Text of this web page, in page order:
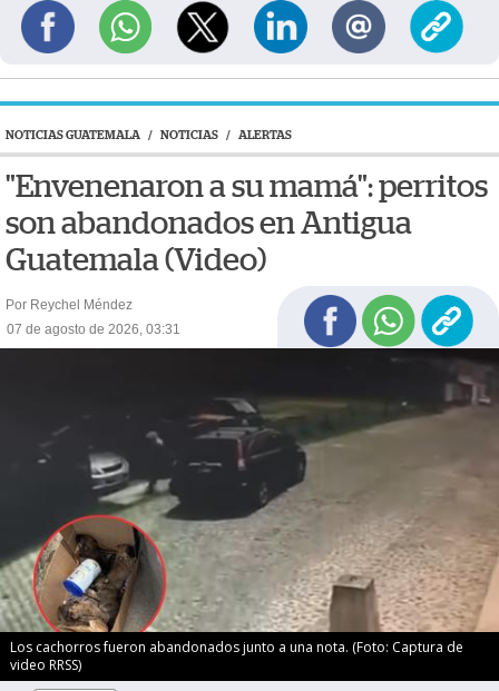
NOTICIAS GUATEMALA / NOTICIAS / ALERTAS
"Envenenaron a su mamá": perritos
son abandonados en Antigua
Guatemala (Video)
Por Reychel Méndez
07 de agosto de 2026, 03:31
Los cachorros fueron abandonados junto a una nota. (Foto: Captura de
video RRSS)